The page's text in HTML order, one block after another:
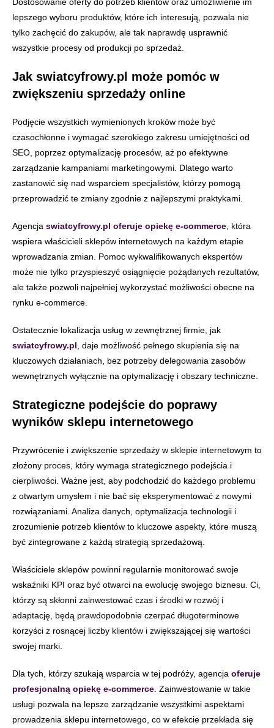
lepszego wyboru produktów, które ich interesują, pozwala nie
tylko zachęcić do zakupów, ale tak naprawdę usprawnić
wszystkie procesy od produkcji po sprzedaż.
Jak swiatcyfrowy.pl może pomóc w
zwiększeniu sprzedaży online
Podjęcie wszystkich wymienionych kroków może być
czasochłonne i wymagać szerokiego zakresu umiejętności od
SEO, poprzez optymalizację procesów, aż po efektywne
zarządzanie kampaniami marketingowymi. Dlatego warto
zastanowić się nad wsparciem specjalistów, którzy pomogą
przeprowadzić te zmiany zgodnie z najlepszymi praktykami.
Agencja swiatcyfrowy.pl oferuje opiekę e-commerce , która
wspiera właścicieli sklepów internetowych na każdym etapie
wprowadzania zmian. Pomoc wykwalifikowanych ekspertów
może nie tylko przyspieszyć osiągnięcie pożądanych rezultatów,
ale także pozwoli najpełniej wykorzystać możliwości obecne na
rynku e-commerce.
Ostatecznie lokalizacja usług w zewnętrznej firmie, jak
swiatcyfrowy.pl , daje możliwość pełnego skupienia się na
kluczowych działaniach, bez potrzeby delegowania zasobów
wewnętrznych wyłącznie na optymalizację i obszary techniczne.
Strategiczne podejście do poprawy
wyników sklepu internetowego
Przywrócenie i zwiększenie sprzedaży w sklepie internetowym to
złożony proces, który wymaga strategicznego podejścia i
cierpliwości. Ważne jest, aby podchodzić do każdego problemu
z otwartym umysłem i nie bać się eksperymentować z nowymi
rozwiązaniami. Analiza danych, optymalizacja technologii i
zrozumienie potrzeb klientów to kluczowe aspekty, które muszą
być zintegrowane z każdą strategią sprzedażową.
Właściciele sklepów powinni regularnie monitorować swoje
wskaźniki KPI oraz być otwarci na ewolucję swojego biznesu. Ci,
którzy są skłonni zainwestować czas i środki w rozwój i
adaptację, będą prawdopodobnie czerpać długoterminowe
korzyści z rosnącej liczby klientów i zwiększającej się wartości
swojej marki.
Dla tych, którzy szukają wsparcia w tej podróży, agencja oferuje
profesjonalną opiekę e-commerce . Zainwestowanie w takie
usługi pozwala na lepsze zarządzanie wszystkimi aspektami
prowadzenia sklepu internetowego, co w efekcie przekłada się